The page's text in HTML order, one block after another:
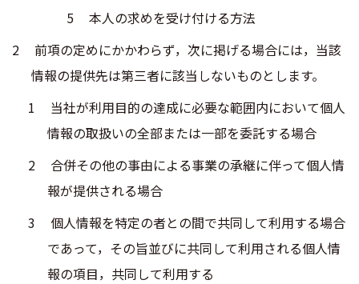
本人の求めを受け付ける方法
前項の定めにかかわらず，次に掲げる場合には，当該
情報の提供先は第三者に該当しないものとします。
当社が利用目的の達成に必要な範囲内において個人
情報の取扱いの全部または一部を委託する場合
合併その他の事由による事業の承継に伴って個人情
報が提供される場合
個人情報を特定の者との間で共同して利用する場合
であって，その旨並びに共同して利用される個人情
報の項目，共同して利用する